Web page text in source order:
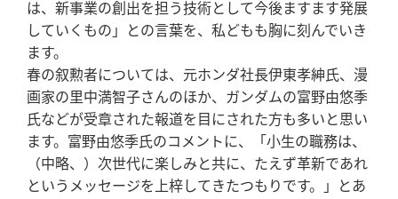
は、新事業の創出を担う技術として今後ますます発展
していくもの」との言葉を、私どもも胸に刻んでいき
ます。
春の叙勲者については、元ホンダ社長伊東孝紳氏、漫
画家の里中満智子さんのほか、ガンダムの富野由悠季
氏などが受章された報道を目にされた方も多いと思い
ます。富野由悠季氏のコメントに、「小生の職務は、
（中略、）次世代に楽しみと共に、たえず革新であれ
というメッセージを上梓してきたつもりです。」とあ